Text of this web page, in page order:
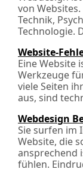
von
Technik,
Technologie.
Website-
Eine Website
Werkzeuge
viele Seiten
aus, sind
Webdesign
Sie surfen im
Website, die
ansprechend
fühlen.